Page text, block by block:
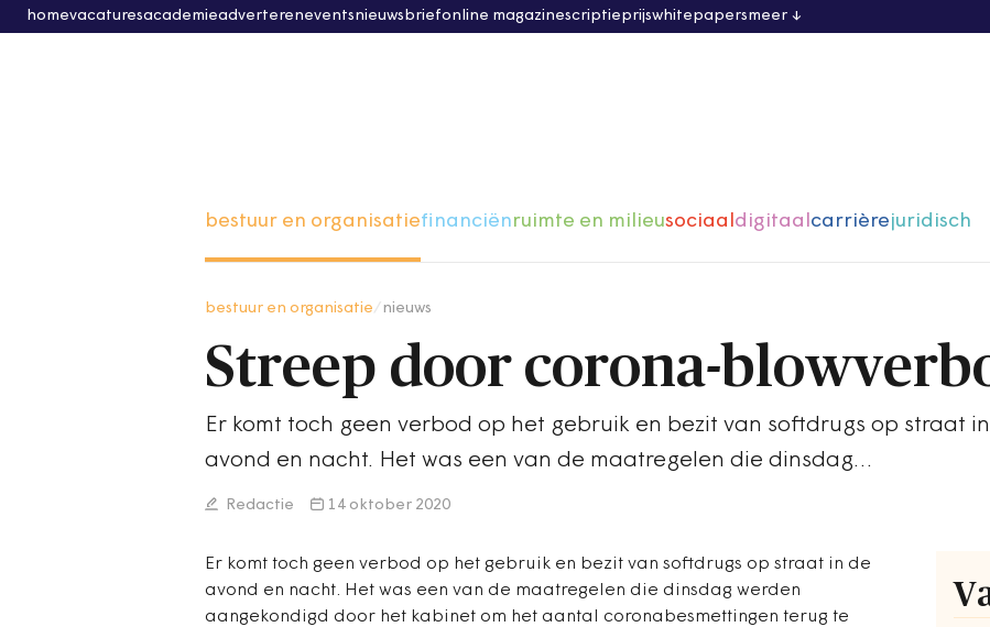
homevacaturesacademieadvertereneventsnieuwsbriefonline magazinescriptieprijswhitepapersmeer
bestuur en organisatiefinanciënruimte en milieusociaaldigitaalcarrièrejuridisch
bestuur en organisatie nieuws
Streep door corona-
Er komt toch geen verbod op het gebruik en bezit van softdrugs op straat
avond en nacht. Het was een van de maatregelen die dinsdag…
Redactie 14 oktober 2020
Er komt toch geen verbod op het gebruik en bezit van softdrugs op straat in de
avond en nacht. Het was een van de maatregelen die dinsdag werden
aangekondigd door het kabinet om het aantal coronabesmettingen terug te